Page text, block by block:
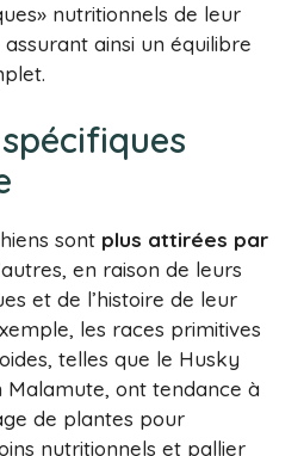
nutritionnels de leur
ainsi un équilibre
sont plus attirées par
en raison de leurs
et de l’histoire de leur
les races primitives
telles que le Husky
Malamute, ont tendance à
de plantes pour
nutritionnels et pallier